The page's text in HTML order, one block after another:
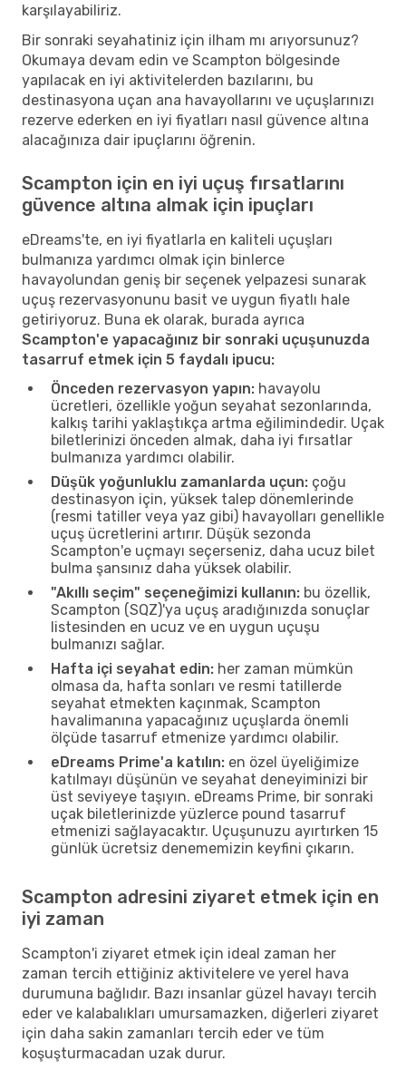
karşılayabiliriz.
Bir sonraki seyahatiniz için ilham mı arıyorsunuz?
Okumaya devam edin ve Scampton bölgesinde
yapılacak en iyi aktivitelerden bazılarını, bu
destinasyona uçan ana havayollarını ve uçuşlarınızı
rezerve ederken en iyi fiyatları nasıl güvence altına
alacağınıza dair ipuçlarını öğrenin.
Scampton için en iyi uçuş fırsatlarını
güvence altına almak için ipuçları
eDreams'te, en iyi fiyatlarla en kaliteli uçuşları
bulmanıza yardımcı olmak için binlerce
havayolundan geniş bir seçenek yelpazesi sunarak
uçuş rezervasyonunu basit ve uygun fiyatlı hale
getiriyoruz. Buna ek olarak, burada ayrıca
Scampton'e yapacağınız bir sonraki uçuşunuzda
tasarruf etmek için 5 faydalı ipucu:
Önceden rezervasyon yapın: havayolu
ücretleri, özellikle yoğun seyahat sezonlarında,
kalkış tarihi yaklaştıkça artma eğilimindedir. Uçak
biletlerinizi önceden almak, daha iyi fırsatlar
bulmanıza yardımcı olabilir.
Düşük yoğunluklu zamanlarda uçun: çoğu
destinasyon için, yüksek talep dönemlerinde
(resmi tatiller veya yaz gibi) havayolları genellikle
uçuş ücretlerini artırır. Düşük sezonda
Scampton'e uçmayı seçerseniz, daha ucuz bilet
bulma şansınız daha yüksek olabilir.
"Akıllı seçim" seçeneğimizi kullanın: bu özellik,
Scampton (SQZ)'ya uçuş aradığınızda sonuçlar
listesinden en ucuz ve en uygun uçuşu
bulmanızı sağlar.
Hafta içi seyahat edin: her zaman mümkün
olmasa da, hafta sonları ve resmi tatillerde
seyahat etmekten kaçınmak, Scampton
havalimanına yapacağınız uçuşlarda önemli
ölçüde tasarruf etmenize yardımcı olabilir.
eDreams Prime'a katılın: en özel üyeliğimize
katılmayı düşünün ve seyahat deneyiminizi bir
üst seviyeye taşıyın. eDreams Prime, bir sonraki
uçak biletlerinizde yüzlerce pound tasarruf
etmenizi sağlayacaktır. Uçuşunuzu ayırtırken 15
günlük ücretsiz denememizin keyfini çıkarın.
Scampton adresini ziyaret etmek için en
iyi zaman
Scampton'i ziyaret etmek için ideal zaman her
zaman tercih ettiğiniz aktivitelere ve yerel hava
durumuna bağlıdır. Bazı insanlar güzel havayı tercih
eder ve kalabalıkları umursamazken, diğerleri ziyaret
için daha sakin zamanları tercih eder ve tüm
koşuşturmacadan uzak durur.